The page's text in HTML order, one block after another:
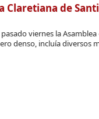
Claretiana de
viernes la
denso, incluía diversos